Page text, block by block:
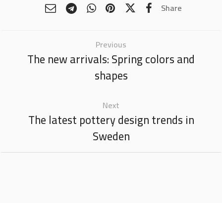
Share
Previous
The new arrivals: Spring colors and
shapes
Next
The latest pottery design trends in
Sweden